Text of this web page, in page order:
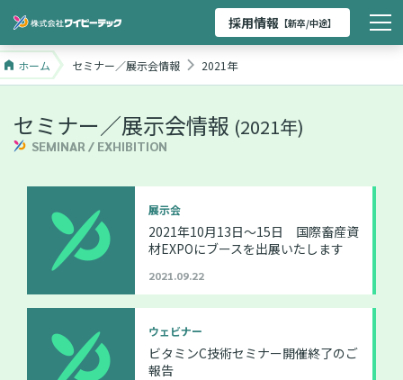
採用情報 【新卒/中途】
ホーム セミナー／展示会情報 2021年
セミナー／展示会情報 (2021年)
SEMINAR / EXHIBITION
展示会
2021年10月13日～15日 国際畜産資
材EXPOにブースを出展いたします
2021.09.22
ウェビナー
ビタミンC技術セミナー開催終了のご
報告